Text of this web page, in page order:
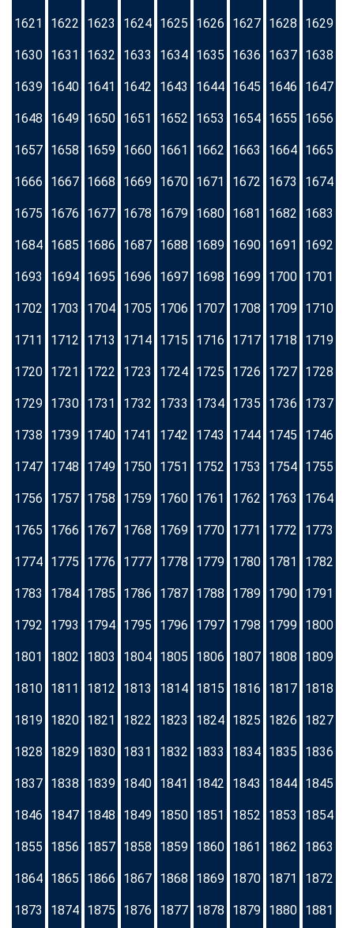
1621 1622 1623 1624 1625 1626 1627 1628 1629
1630 1631 1632 1633 1634 1635 1636 1637 1638
1639 1640 1641 1642 1643 1644 1645 1646 1647
1648 1649 1650 1651 1652 1653 1654 1655 1656
1657 1658 1659 1660 1661 1662 1663 1664 1665
1666 1667 1668 1669 1670 1671 1672 1673 1674
1675 1676 1677 1678 1679 1680 1681 1682 1683
1684 1685 1686 1687 1688 1689 1690 1691 1692
1693 1694 1695 1696 1697 1698 1699 1700 1701
1702 1703 1704 1705 1706 1707 1708 1709 1710
1711 1712 1713 1714 1715 1716 1717 1718 1719
1720 1721 1722 1723 1724 1725 1726 1727 1728
1729 1730 1731 1732 1733 1734 1735 1736 1737
1738 1739 1740 1741 1742 1743 1744 1745 1746
1747 1748 1749 1750 1751 1752 1753 1754 1755
1756 1757 1758 1759 1760 1761 1762 1763 1764
1765 1766 1767 1768 1769 1770 1771 1772 1773
1774 1775 1776 1777 1778 1779 1780 1781 1782
1783 1784 1785 1786 1787 1788 1789 1790 1791
1792 1793 1794 1795 1796 1797 1798 1799 1800
1801 1802 1803 1804 1805 1806 1807 1808 1809
1810 1811 1812 1813 1814 1815 1816 1817 1818
1819 1820 1821 1822 1823 1824 1825 1826 1827
1828 1829 1830 1831 1832 1833 1834 1835 1836
1837 1838 1839 1840 1841 1842 1843 1844 1845
1846 1847 1848 1849 1850 1851 1852 1853 1854
1855 1856 1857 1858 1859 1860 1861 1862 1863
1864 1865 1866 1867 1868 1869 1870 1871 1872
1873 1874 1875 1876 1877 1878 1879 1880 1881